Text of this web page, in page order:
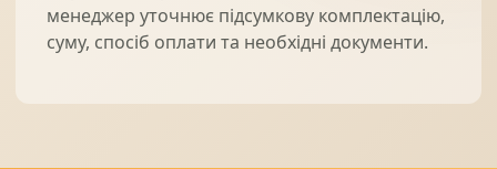
менеджер уточнює підсумкову комплектацію,
суму, спосіб оплати та необхідні документи.